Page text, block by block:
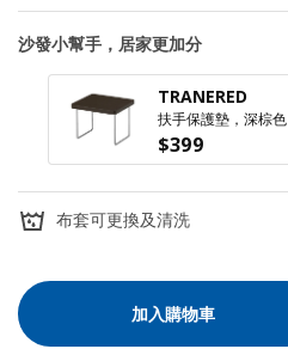
沙發小幫手，居家更加分
TRANERED
扶手保護墊，深棕色
$399
布套可更換及清洗
加入購物車